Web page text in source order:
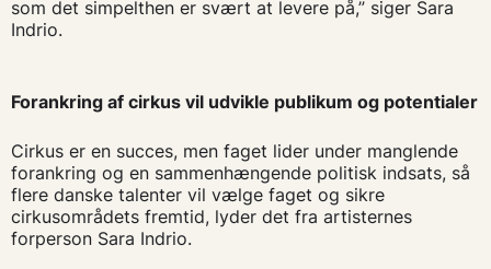
som det simpelthen er svært at levere på,” siger Sara
Indrio.
Forankring af cirkus vil udvikle publikum og potentialer
Cirkus er en succes, men faget lider under manglende
forankring og en sammenhængende politisk indsats, så
flere danske talenter vil vælge faget og sikre
cirkusområdets fremtid, lyder det fra artisternes
forperson Sara Indrio.